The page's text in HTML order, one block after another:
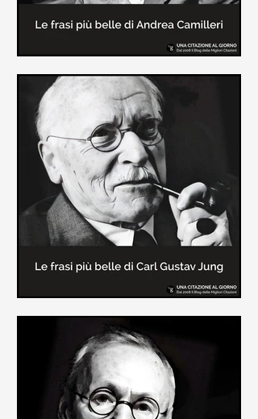
Le frasi più belle di Andrea
Camilleri
In questa sezione sono raccolte le
frasi più belle di Andrea Camilleri, il
creatore dei libri sulle vicende del
Commissario Montalbano
Le frasi più belle di Carl Gustav
In questa pagina sono raccolte le
frasi più belle di Carl Gustav Jung
tratte dai suoi libri più significativi